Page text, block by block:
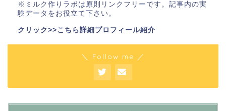
※ミルク作りラボは原則リンクフリーです。記事内の実
験データをお役立て下さい。
クリック>>こちら詳細プロフィール紹介
＼ Follow me ／